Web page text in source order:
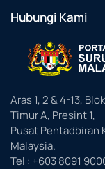
Hubungi Kami
Aras 1, 2 & 4-13,
Timur A, Presint 1,
Pusat Pentadbiran
Malaysia.
Tel : +603 8091